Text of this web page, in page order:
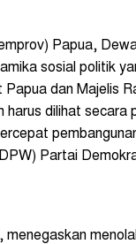
Papua,
sosial politik
dan Majelis
dilihat secara
Partai